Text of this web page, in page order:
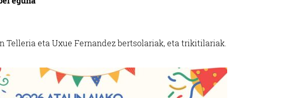
Telleria eta Uxue Fernandez bertsolariak, eta trikitilariak.